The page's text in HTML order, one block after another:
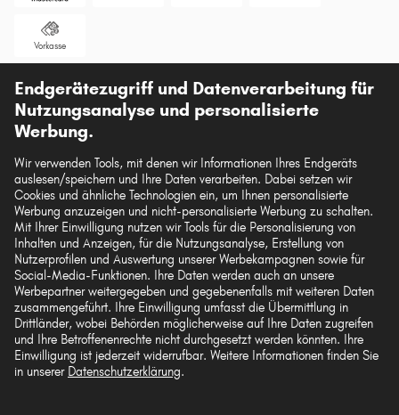
Vorkasse
Unsere Versandpartner
Die hier dargestellten Daten, insbesondere die gesamte Datenbank, dürfen nicht
vervielfältigt werden. Die Vervielfältigung und Verbreitung der Daten und der
Datenbank ohne vorherige Einwilligung von TecAlliance und/oder die
Einbeziehung Dritter in solche Aktivitäten ist streng verboten. Jegliche
unautorisierte Nutzung von Inhalten stellt eine Verletzung des Urheberrechts dar
und kann rechtliche Schritte nach sich ziehen.
Vertrag widerrufen
© 2026 kfzteile24 GmbH - Alle Rechte vorbehalten.
Endgerätezugriff und Datenverarbeitung für
Nutzungsanalyse und personalisierte
Werbung.
Wir verwenden Tools, mit denen wir Informationen Ihres Endgeräts
auslesen/speichern und Ihre Daten verarbeiten. Dabei setzen wir
Cookies und ähnliche Technologien ein, um Ihnen personalisierte
Werbung anzuzeigen und nicht-personalisierte Werbung zu schalten.
Mit Ihrer Einwilligung nutzen wir Tools für die Personalisierung von
Inhalten und Anzeigen, für die Nutzungsanalyse, Erstellung von
Nutzerprofilen und Auswertung unserer Werbekampagnen sowie für
Social-Media-Funktionen. Ihre Daten werden auch an unsere
Werbepartner weitergegeben und gegebenenfalls mit weiteren Daten
zusammengeführt. Ihre Einwilligung umfasst die Übermittlung in
Drittländer, wobei Behörden möglicherweise auf Ihre Daten zugreifen
und Ihre Betroffenenrechte nicht durchgesetzt werden könnten. Ihre
Einwilligung ist jederzeit widerrufbar. Weitere Informationen finden Sie
in unserer Datenschutzerklärung.